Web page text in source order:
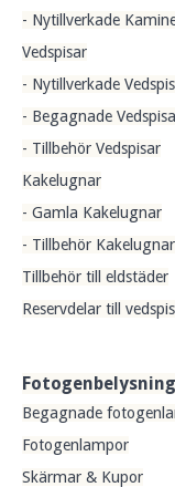
- Nytillverkade
Vedspisar
- Nytillverkade
- Begagnade
- Tillbehör Vedspisar
Kakelugnar
- Gamla Kakelugnar
- Tillbehör Kakelugnar
Tillbehör till eldstäder
Reservdelar till
Fotogenbelysning
Begagnade
Fotogenlampor
Skärmar & Kupor